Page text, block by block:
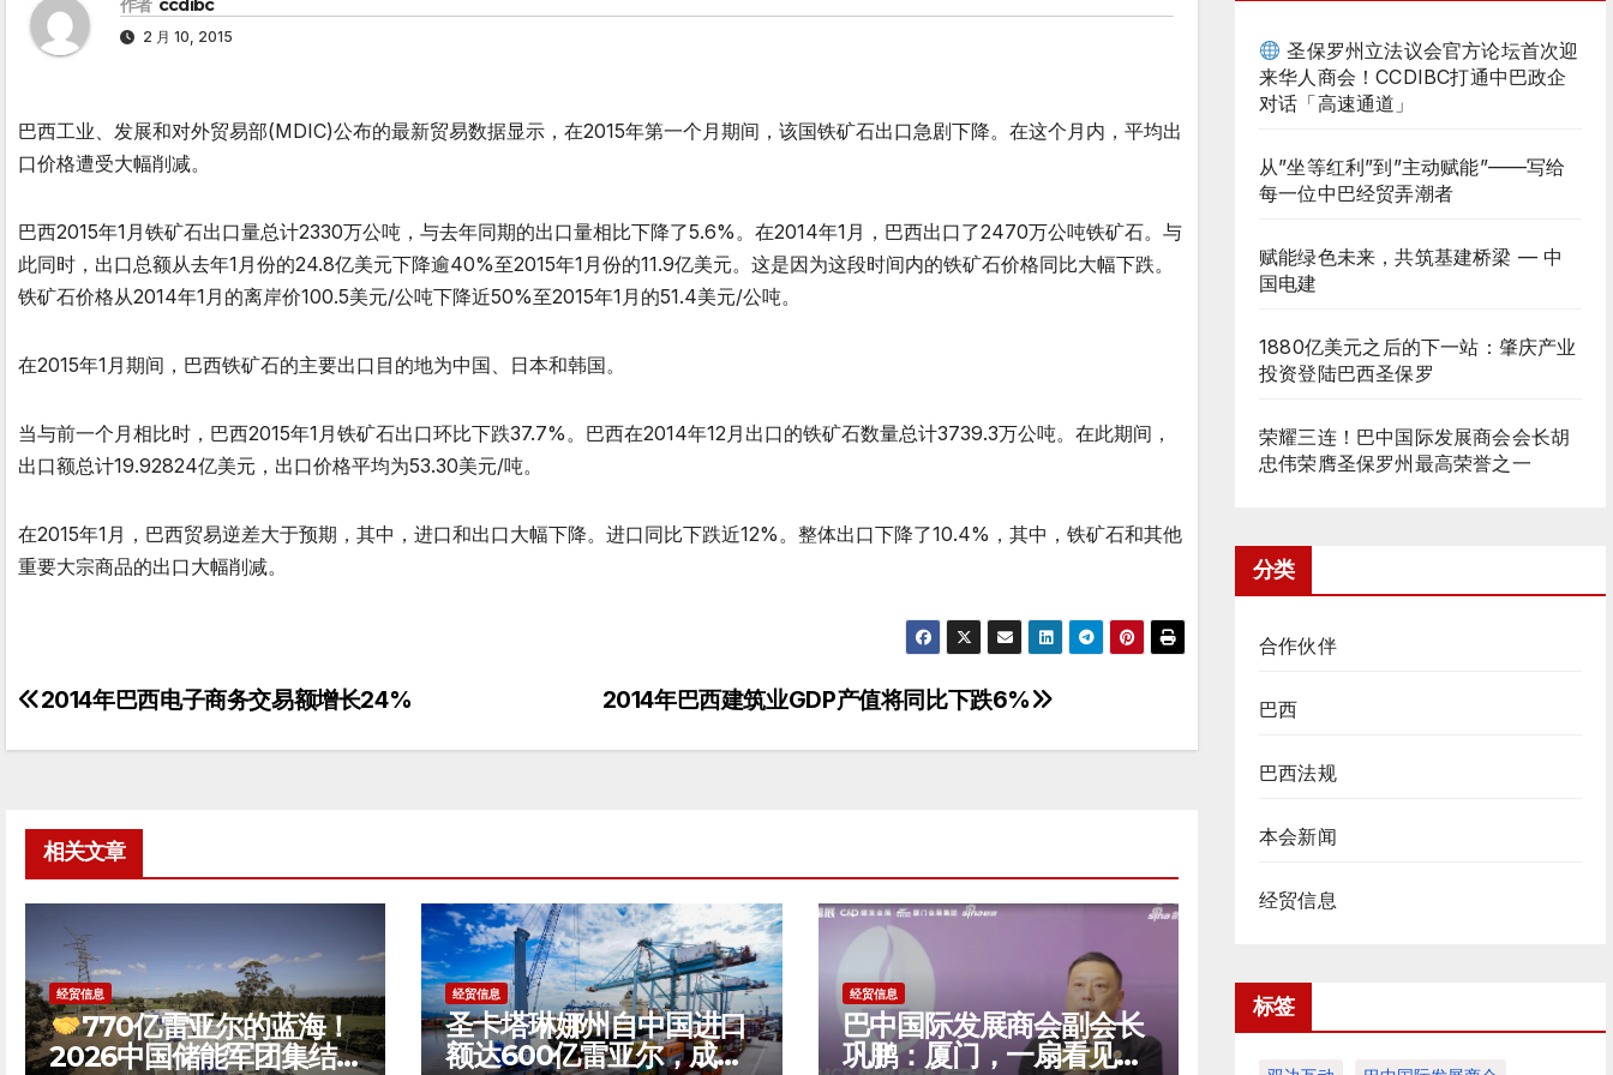
作者 ccdibc
2 月 10, 2015
巴西工业、发展和对外贸易部(MDIC)公布的最新贸易数据显示，在2015年第一个月期间，该国铁矿石出口急剧下降。在这个月内，平均出
口价格遭受大幅削减。
巴西2015年1月铁矿石出口量总计2330万公吨，与去年同期的出口量相比下降了5.6%。在2014年1月，巴西出口了2470万公吨铁矿石。与
此同时，出口总额从去年1月份的24.8亿美元下降逾40%至2015年1月份的11.9亿美元。这是因为这段时间内的铁矿石价格同比大幅下跌。
铁矿石价格从2014年1月的离岸价100.5美元/公吨下降近50%至2015年1月的51.4美元/公吨。
在2015年1月期间，巴西铁矿石的主要出口目的地为中国、日本和韩国。
当与前一个月相比时，巴西2015年1月铁矿石出口环比下跌37.7%。巴西在2014年12月出口的铁矿石数量总计3739.3万公吨。在此期间，
出口额总计19.92824亿美元，出口价格平均为53.30美元/吨。
在2015年1月，巴西贸易逆差大于预期，其中，进口和出口大幅下降。进口同比下跌近12%。整体出口下降了10.4%，其中，铁矿石和其他
重要大宗商品的出口大幅削减。
文
章
航
2014年巴西建筑业GDP产值将同比下跌6%
2014年巴西电子商务交易额增长24%
相关文章
经贸信息
770亿雷亚尔的蓝海！
2026中国储能军团集结
经贸信息
圣卡塔琳娜州自中国进口
额达600亿雷亚尔，成为
经贸信息
巴中国际发展商会副会长
巩鹏：厦门，一扇看见中
圣保罗州立法议会官方论坛首次迎
来华人商会！CCDIBC打通中巴政企
对话「高速通道」
从”坐等红利”到”主动赋能”——写给
每一位中巴经贸弄潮者
赋能绿色未来，共筑基建桥梁 — 中
国电建
1880亿美元之后的下一站：肇庆产业
投资登陆巴西圣保罗
荣耀三连！巴中国际发展商会会长胡
忠伟荣膺圣保罗州最高荣誉之一
分类
合作伙伴
巴西
巴西法规
本会新闻
经贸信息
标签